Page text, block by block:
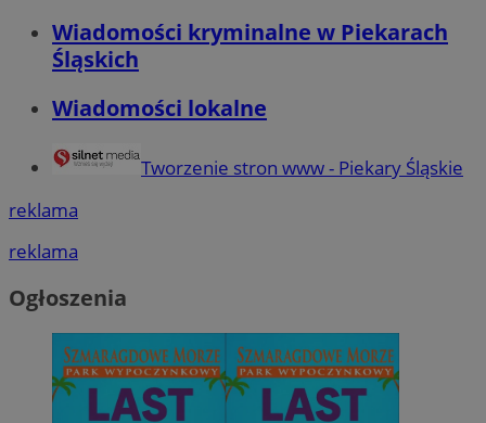
Wiadomości kryminalne w Piekarach
Śląskich
Wiadomości lokalne
Tworzenie stron www - Piekary Śląskie
reklama
reklama
Ogłoszenia